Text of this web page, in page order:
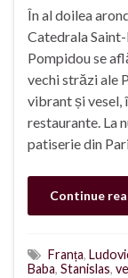
În al doilea
Catedrala
Pompidou se
vechi străzi ale
vibrant și vesel,
restaurante. La
patiserie din
Continue
Franța,
Baba, Stanislas,